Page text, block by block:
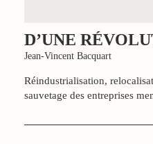
D’UNE
Jean-Vincent Bacquart
Réindustrialisation,
sauvetage des entreprises